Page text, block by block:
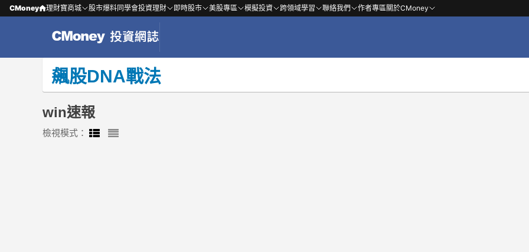
CMoney 理財寶商城 股市爆料同學會投資理財 即時股市 美股專區 模擬投資 跨領域學習 聯絡我們 作者專區關於CMoney
飆股DNA戰法
win速報
檢視模式：